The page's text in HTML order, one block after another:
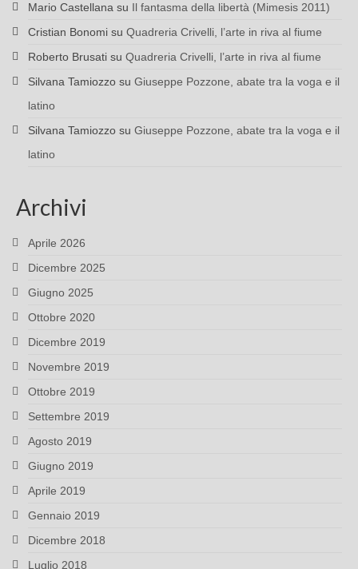
Mario Castellana su Il fantasma della libertà (Mimesis 2011)
Cristian Bonomi su Quadreria Crivelli, l’arte in riva al fiume
Roberto Brusati su Quadreria Crivelli, l’arte in riva al fiume
Silvana Tamiozzo su Giuseppe Pozzone, abate tra la voga e il
latino
Silvana Tamiozzo su Giuseppe Pozzone, abate tra la voga e il
latino
Archivi
Aprile 2026
Dicembre 2025
Giugno 2025
Ottobre 2020
Dicembre 2019
Novembre 2019
Ottobre 2019
Settembre 2019
Agosto 2019
Giugno 2019
Aprile 2019
Gennaio 2019
Dicembre 2018
Luglio 2018